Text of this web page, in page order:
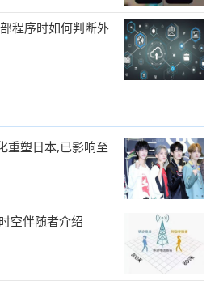
程序时如何判断外
重塑日本,已影响至
空伴随者介绍